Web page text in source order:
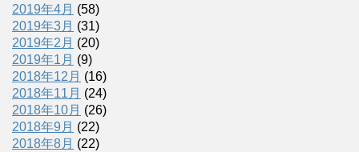
2019年4月 (58)
2019年3月 (31)
2019年2月 (20)
2019年1月 (9)
2018年12月 (16)
2018年11月 (24)
2018年10月 (26)
2018年9月 (22)
2018年8月 (22)